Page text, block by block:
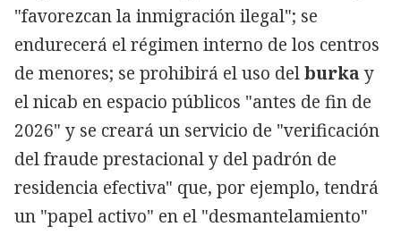
"favorezcan la inmigración ilegal"; se
endurecerá el régimen interno de los centros
de menores; se prohibirá el uso delburka y
el nicab en espacio públicos "antes de fin de
2026" y se creará un servicio de "verificación
del fraude prestacional y del padrón de
residencia efectiva" que, por ejemplo, tendrá
un "papel activo" en el "desmantelamiento"